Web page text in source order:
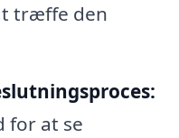
træffe den
for at se